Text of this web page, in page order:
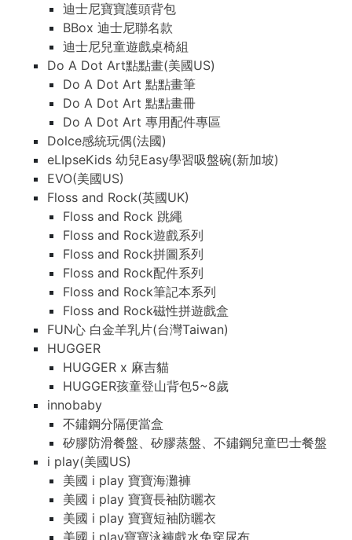
迪士尼寶寶護頭背包
BBox 迪士尼聯名款
迪士尼兒童遊戲桌椅組
Do A Dot Art點點畫(美國US)
Do A Dot Art 點點畫筆
Do A Dot Art 點點畫冊
Do A Dot Art 專用配件專區
Dolce感統玩偶(法國)
eLIpseKids 幼兒Easy學習吸盤碗(新加坡)
EVO(美國US)
Floss and Rock(英國UK)
Floss and Rock 跳繩
Floss and Rock遊戲系列
Floss and Rock拼圖系列
Floss and Rock配件系列
Floss and Rock筆記本系列
Floss and Rock磁性拼遊戲盒
FUN心 白金羊乳片(台灣Taiwan)
HUGGER
HUGGER x 麻吉貓
HUGGER孩童登山背包5~8歲
innobaby
不鏽鋼分隔便當盒
矽膠防滑餐盤、矽膠蒸盤、不鏽鋼兒童巴士餐盤
i play(美國US)
美國 i play 寶寶海灘褲
美國 i play 寶寶長袖防曬衣
美國 i play 寶寶短袖防曬衣
美國 i play寶寶泳褲戲水免穿尿布